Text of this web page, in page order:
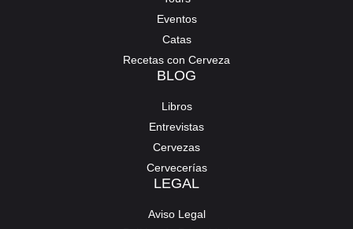
Eventos
Catas
Recetas con Cerveza
BLOG
Libros
Entrevistas
Cervezas
Cervecerías
LEGAL
Aviso Legal